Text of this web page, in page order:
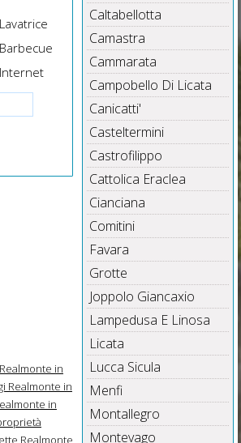
Lavatrice
Barbecue
Internet
in
Realmonte in
in
Realmonte
Caltabellotta
Camastra
Cammarata
Campobello Di Licata
Canicatti'
Casteltermini
Castrofilippo
Cattolica Eraclea
Cianciana
Comitini
Favara
Grotte
Joppolo Giancaxio
Lampedusa E Linosa
Licata
Lucca Sicula
Menfi
Montallegro
Montevago